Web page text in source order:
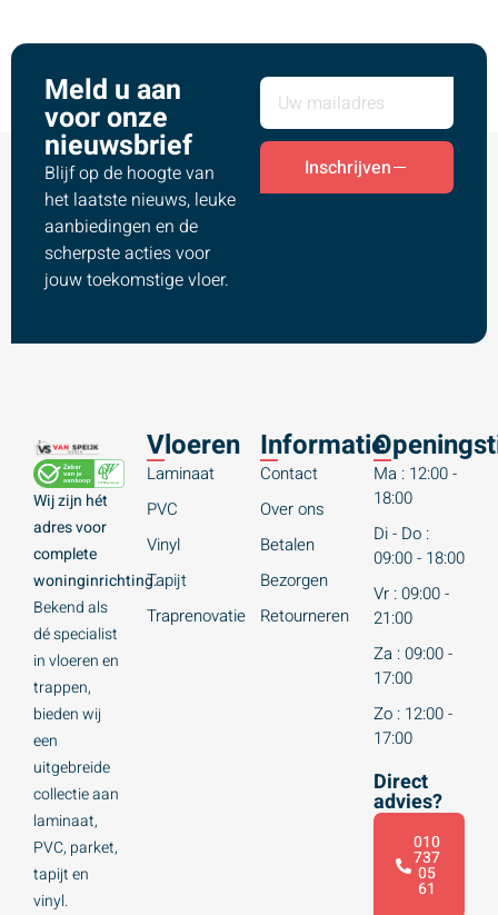
Meld u aan
voor onze
nieuwsbrief
Blijf op de hoogte van
het laatste nieuws, leuke
aanbiedingen en de
scherpste acties voor
jouw toekomstige vloer.
Inschrijven
Wij zijn hét
adres voor
complete
woninginrichting.
Bekend als
dé specialist
in vloeren en
trappen,
bieden wij
een
uitgebreide
collectie aan
laminaat,
PVC, parket,
tapijt en
vinyl.
Vloeren
Laminaat
PVC
Vinyl
Tapijt
Traprenovatie
Informatie
Contact
Over ons
Betalen
Bezorgen
Retourneren
Ma : 12:00 -
18:00
Di - Do :
09:00 - 18:00
Vr : 09:00 -
21:00
Za : 09:00 -
17:00
Zo : 12:00 -
17:00
Direct
advies?
010
737
05
61